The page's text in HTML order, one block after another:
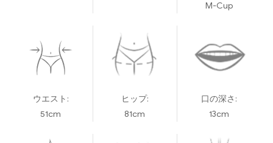
M-Cup
ウエスト:
51cm
ヒップ:
81cm
口の深さ:
13cm